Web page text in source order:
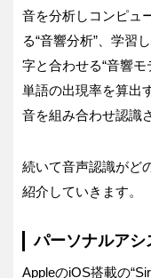
音を分析しコンピュ
る“音響分析”、学習
字と合わせる“音響
単語の出現率を算出
音を組み合わせ認識
続いて音声認識がど
紹介していきます。
パーソナルアシ
AppleのiOS搭載の